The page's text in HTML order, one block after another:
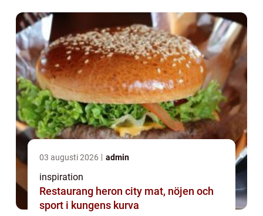
03 augusti 2026 admin
inspiration
Restaurang heron city mat, nöjen och
sport i kungens kurva